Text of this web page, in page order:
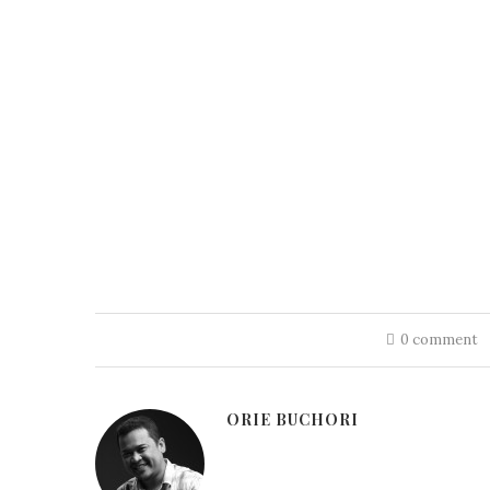
0 comment
ORIE BUCHORI